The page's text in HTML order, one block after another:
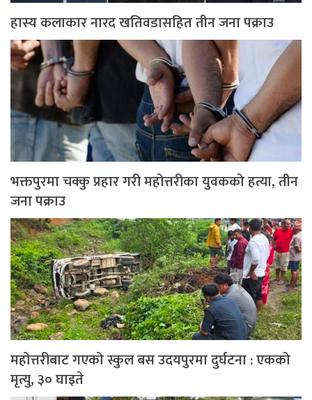
हास्य कलाकार नारद खतिवडासहित तीन जना पक्राउ
भक्तपुरमा चक्कु प्रहार गरी महोत्तरीका युवकको हत्या, तीन
जना पक्राउ
महोत्तरीबाट गएको स्कुल बस उदयपुरमा दुर्घटना : एकको
मृत्यु, ३० घाइते